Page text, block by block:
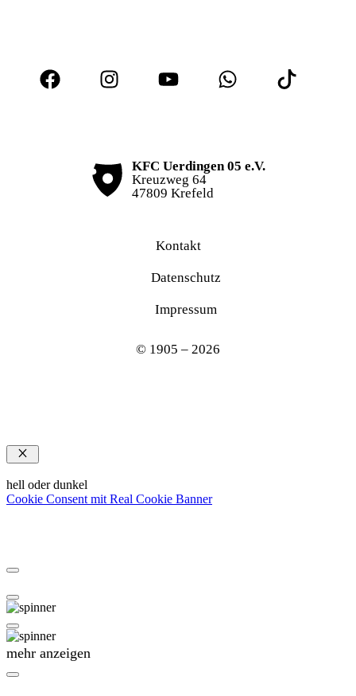
KFC Uerdingen 05 e.V.
Kreuzweg 64
47809 Krefeld
Kontakt
Datenschutz
Impressum
© 1905 – 2026
Schließen
hell oder dunkel
Cookie Consent mit Real Cookie Banner
mehr anzeigen